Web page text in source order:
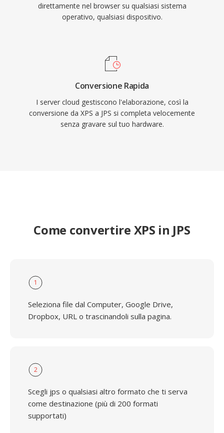
direttamente nel browser su qualsiasi sistema
operativo, qualsiasi dispositivo.
Conversione Rapida
I server cloud gestiscono l'elaborazione, così la
conversione da XPS a JPS si completa velocemente
senza gravare sul tuo hardware.
Come convertire XPS in JPS
1
Seleziona file dal Computer, Google Drive,
Dropbox, URL o trascinandoli sulla pagina.
2
Scegli jps o qualsiasi altro formato che ti serva
come destinazione (più di 200 formati
supportati)